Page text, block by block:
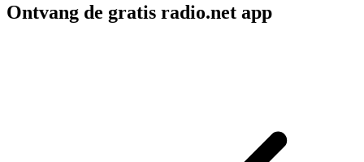
Ontvang de gratis radio.net app